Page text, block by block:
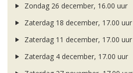
Zondag 26 december, 16.00 uur
Zaterdag 18 december, 17.00 uur
Zaterdag 11 december, 17.00 uur
Zaterdag 4 december, 17.00 uur